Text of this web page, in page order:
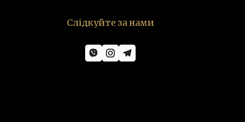
Слідкуйте за нами